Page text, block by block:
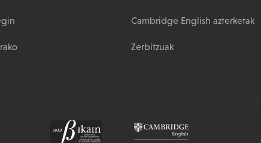
Cambridge English azterketak
Zerbitzuak